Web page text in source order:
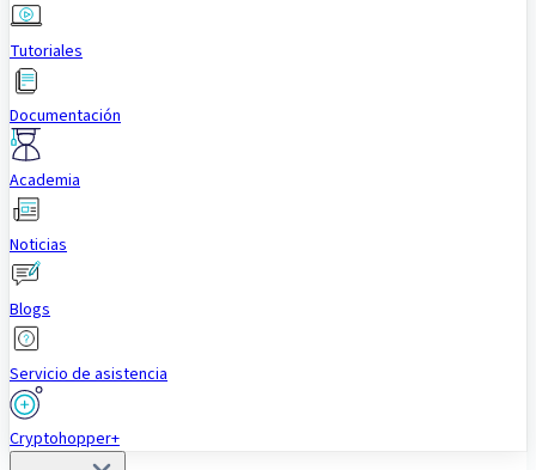
Tutoriales
Documentación
Academia
Noticias
Blogs
Servicio de asistencia
Cryptohopper+